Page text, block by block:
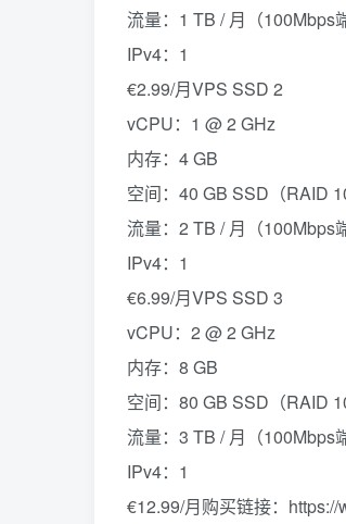
流量：1 TB / 月（100Mbps
IPv4：1
€2.99/月VPS SSD 2
vCPU：1 @ 2 GHz
内存：4 GB
空间：40 GB SSD（RAID 10
流量：2 TB / 月（100Mbps
IPv4：1
€6.99/月VPS SSD 3
vCPU：2 @ 2 GHz
内存：8 GB
空间：80 GB SSD（RAID 10
流量：3 TB / 月（100Mbps
IPv4：1
€12.99/月购买链接：https://